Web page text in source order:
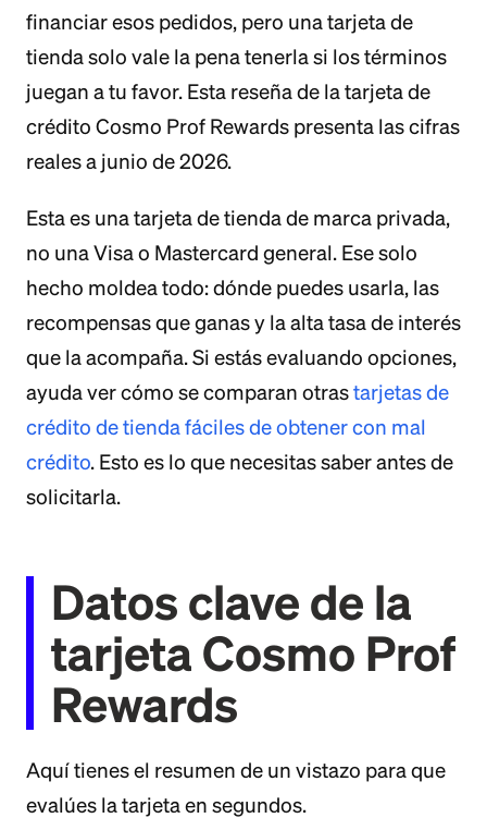
financiar esos pedidos, pero una tarjeta de
tienda solo vale la pena tenerla si los términos
juegan a tu favor. Esta reseña de la tarjeta de
crédito Cosmo Prof Rewards presenta las cifras
reales a junio de 2026.
Esta es una tarjeta de tienda de marca privada,
no una Visa o Mastercard general. Ese solo
hecho moldea todo: dónde puedes usarla, las
recompensas que ganas y la alta tasa de interés
que la acompaña. Si estás evaluando opciones,
ayuda ver cómo se comparan otrastarjetas de
crédito de tienda fáciles de obtener con mal
crédito. Esto es lo que necesitas saber antes de
solicitarla.
Datos clave de la
tarjeta Cosmo Prof
Rewards
Aquí tienes el resumen de un vistazo para que
evalúes la tarjeta en segundos.